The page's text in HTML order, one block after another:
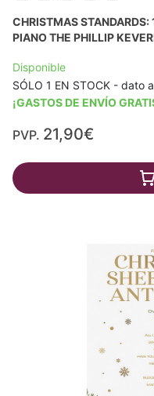
CHRISTMAS STANDARDS:
PIANO THE PHILLIP
Disponible
SÓLO 1 EN STOCK -
¡GASTOS DE ENVÍO
PVP. 21,90€